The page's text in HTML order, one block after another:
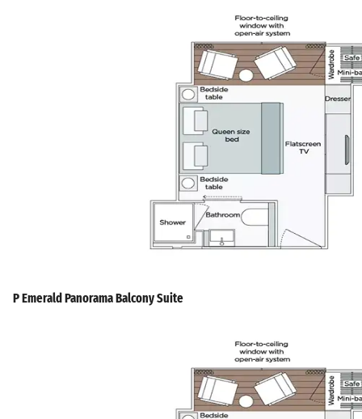
P Emerald Panorama Balcony Suite